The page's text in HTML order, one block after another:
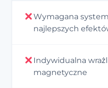
Wymagana
najlepszych
Indywidualna
magnetyczne